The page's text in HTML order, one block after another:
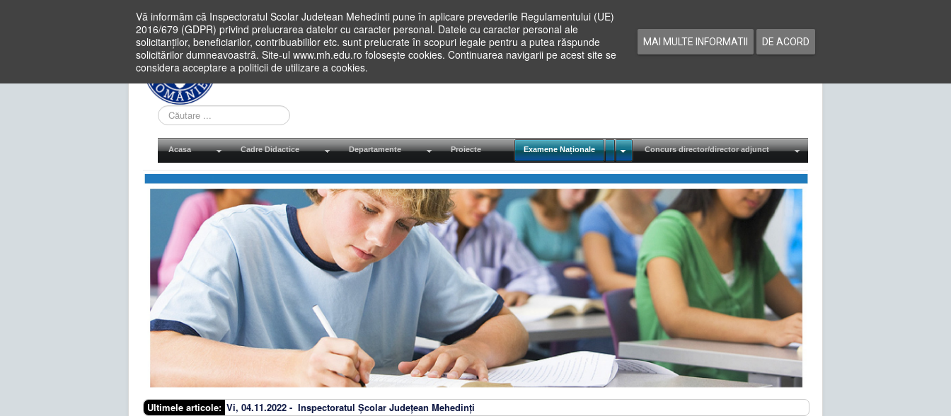
Vă informăm că Inspectoratul Scolar Judetean Mehedinti pune în aplicare prevederile Regulamentului (UE)
2016/679 (GDPR) privind prelucrarea datelor cu caracter personal. Datele cu caracter personal ale
solicitanților, beneficiarilor, contribuabililor etc. sunt prelucrate în scopuri legale pentru a putea răspunde
solicitărilor dumneavoastră. Site-ul www.mh.edu.ro folosește cookies. Continuarea navigarii pe acest site se
considera acceptare a politicii de utilizare a cookies.
MAI MULTE INFORMATII DE ACORD
Cauta
in
site
Acasa Cadre Didactice Departamente Proiecte Examene Naționale Concurs director/director adjunct
Ultimele articole: Vi, 04.11.2022 - Inspectoratul Școlar Județean Mehedinți